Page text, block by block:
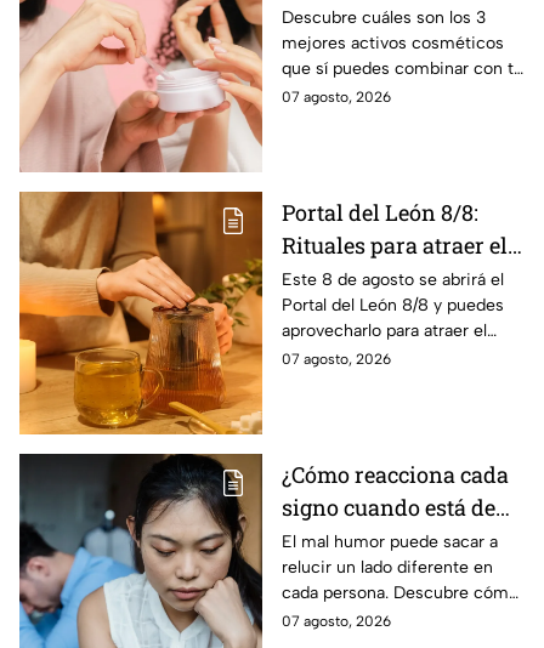
con tu suero de
vitamina C sin riesgo
de manchas
Descubre cuáles son los 3
mejores activos cosméticos
que sí puedes combinar con tu
suero de vitamina C sin riesgo
07 agosto, 2026
Portal del León 8/8:
Rituales para atraer el
amor este 8 de agosto
Este 8 de agosto se abrirá el
Portal del León 8/8 y puedes
aprovecharlo para atraer el
amor con estos sencillos
07 agosto, 2026
¿Cómo reacciona cada
signo cuando está de
mal humor?
El mal humor puede sacar a
relucir un lado diferente en
cada persona. Descubre cómo
reacciona cada signo del
07 agosto, 2026